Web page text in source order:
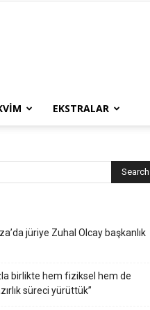
EKSTRALAR
jüriye Zuhal Olcay başkanlık
birlikte hem fiziksel hem de
süreci yürüttük”